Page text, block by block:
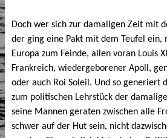
Doch wer sich zur damaligen Zeit mit
der ging eine Pakt mit dem Teufel ein,
Europa zum Feinde, allen voran Louis
Frankreich, wiedergeborener Apoll,
oder auch Roi Soleil. Und so generiert
zum politischen Lehrstück der
seine Mannen geraten zwischen alle
schwer auf der Hut sein, nicht